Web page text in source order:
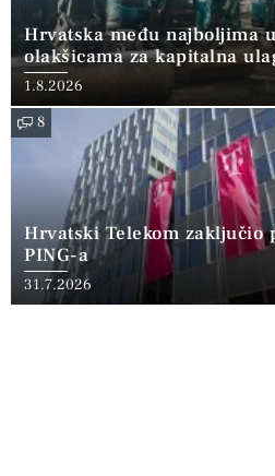
Hrvatska među najboljima
olakšicama za kapitalna
1.8.2026
8
Hrvatski Telekom zaključio
PING-a
31.7.2026